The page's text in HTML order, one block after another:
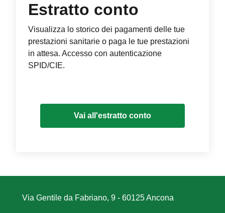
Estratto conto
Visualizza lo storico dei pagamenti delle tue
prestazioni sanitarie o paga le tue prestazioni
in attesa. Accesso con autenticazione
SPID/CIE.
Vai all'estratto conto
Via Gentile da Fabriano, 9 - 60125 Ancona